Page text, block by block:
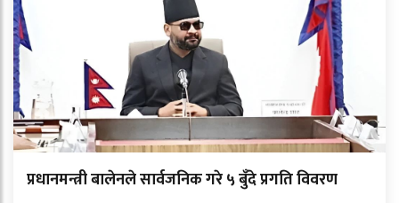
प्रधानमन्त्री बालेनले सार्वजनिक गरे ५ बुँदे प्रगति विवरण